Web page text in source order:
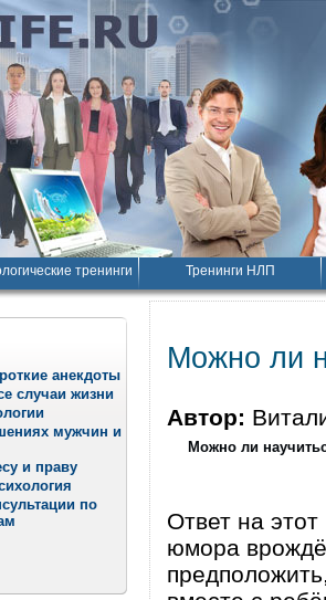
тренинги Тренинги НЛП
анекдоты
случаи жизни
мужчин и
и праву
по
Можно ли
Автор:
Можно ли
Ответ на
юмора